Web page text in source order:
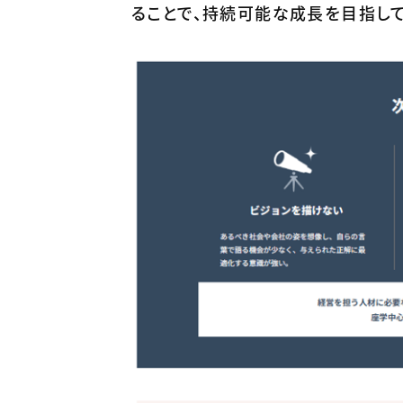
ることで、持続可能な成長を目指し